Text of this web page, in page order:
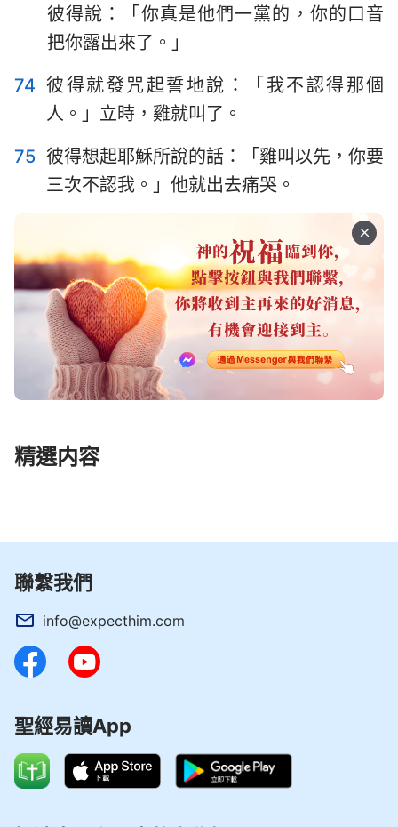
彼得說：「你真是他們一黨的，你的口音
把你露出來了。」
74 彼得就發咒起誓地說：「我不認得那個
人。」立時，雞就叫了。
75 彼得想起耶穌所說的話：「雞叫以先，你要
三次不認我。」他就出去痛哭。
精選内容
聯繫我們
info@expecthim.com
聖經易讀App